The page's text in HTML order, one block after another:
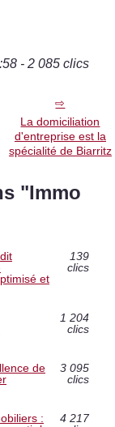
- 2 085 clics
La domiciliation
d'entreprise est la
spécialité de Biarritz
"Immo
et
139
clics
1 204
clics
de
3 095
clics
:
4 217